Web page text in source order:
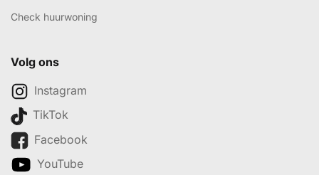
Check huurwoning
Volg ons
Instagram
TikTok
Facebook
YouTube